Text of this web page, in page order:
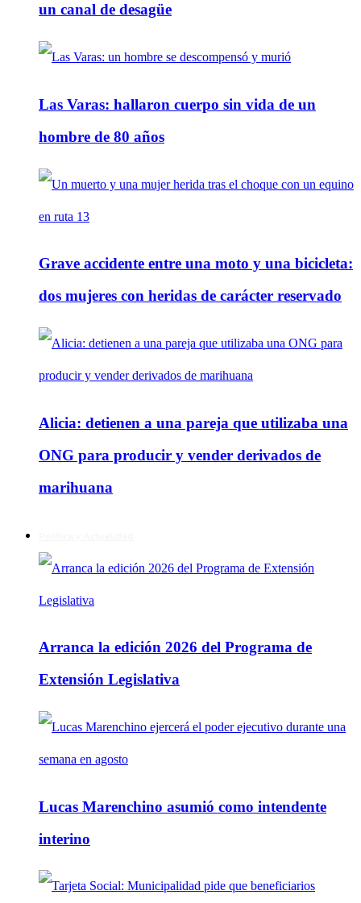
un canal de desagüe
Las Varas: hallaron cuerpo sin vida de un
hombre de 80 años
Grave accidente entre una moto y una bicicleta:
dos mujeres con heridas de carácter reservado
Alicia: detienen a una pareja que utilizaba una
ONG para producir y vender derivados de
marihuana
Arranca la edición 2026 del Programa de
Extensión Legislativa
Lucas Marenchino asumió como intendente
interino